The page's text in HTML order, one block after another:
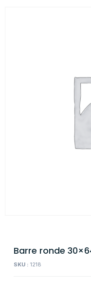
Barre ronde
SKU : 1218